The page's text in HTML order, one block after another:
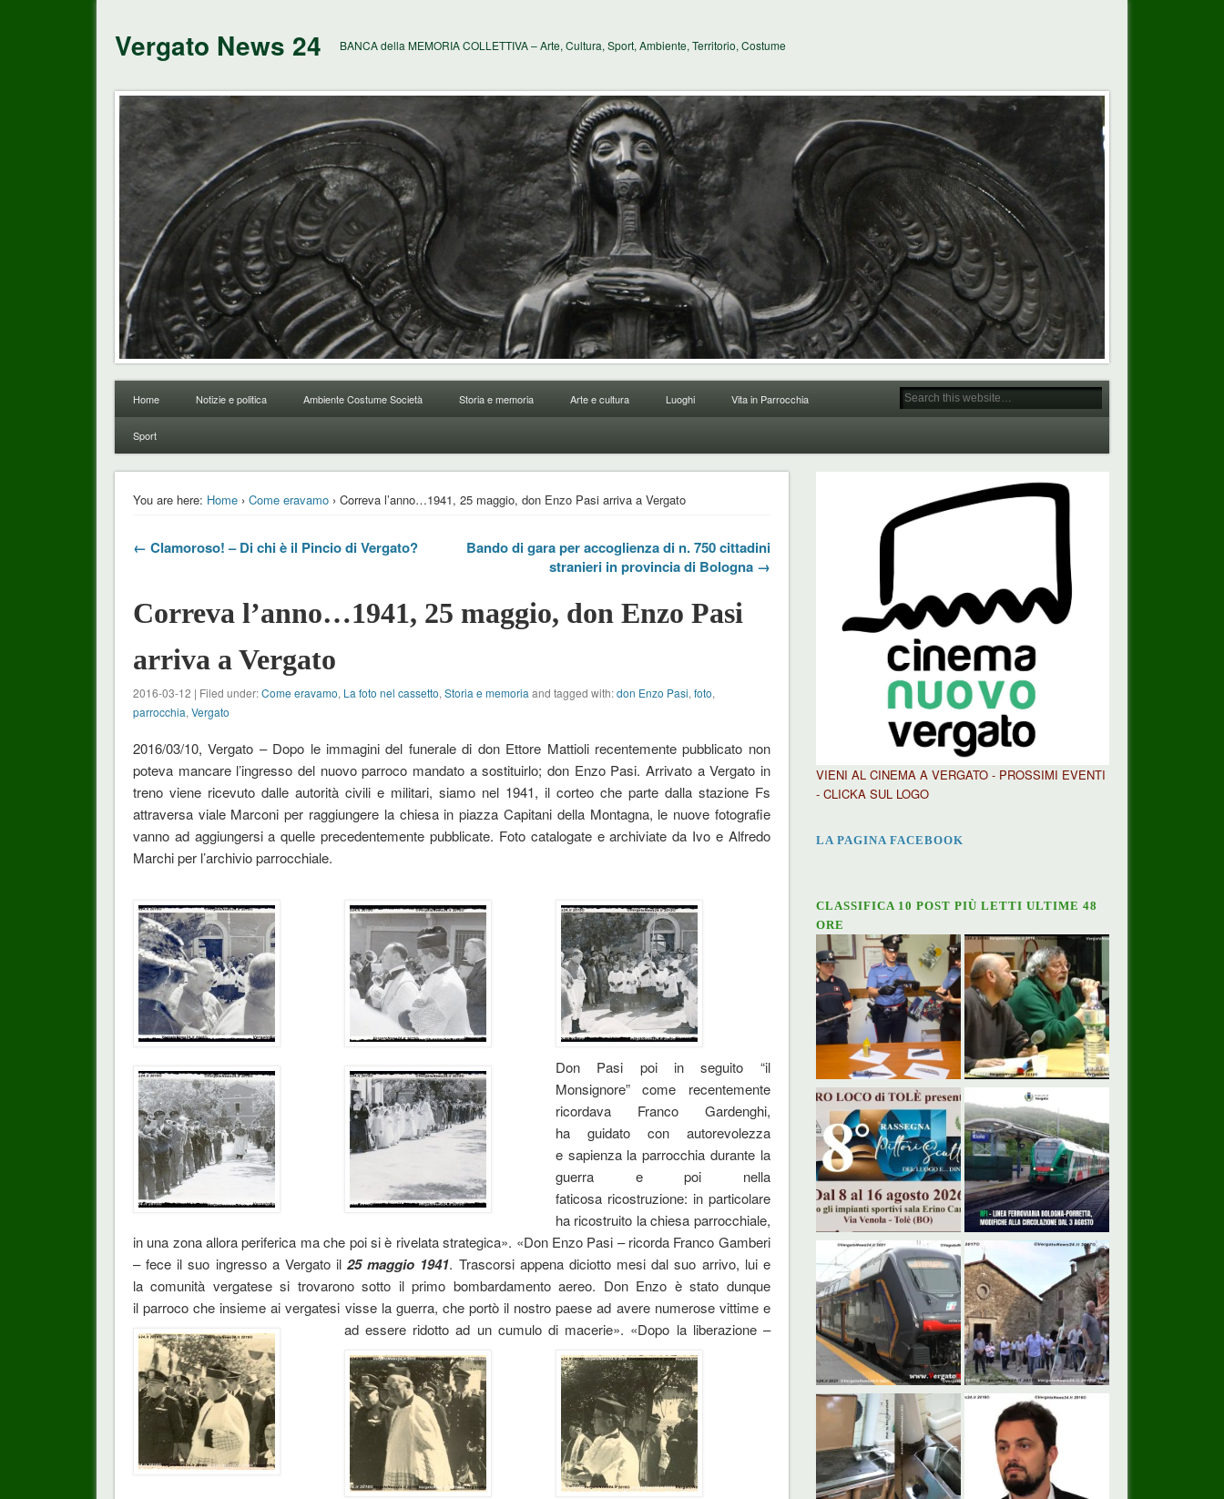
Vergato News 24 BANCA della MEMORIA COLLETTIVA – Arte, Cultura, Sport, Ambiente, Territorio, Costume
Home Notizie e politica Ambiente Costume Società Storia e memoria Arte e cultura Luoghi Vita in Parrocchia
Sport
You are here: Home› Come eravamo› Correva l’anno…1941, 25 maggio, don Enzo Pasi arriva a Vergato
← Clamoroso! – Di chi è il Pincio di Vergato?
Bando di gara per accoglienza di n. 750 cittadini
stranieri in provincia di Bologna →
Correva l’anno…1941, 25 maggio, don Enzo Pasi
arriva a Vergato
2016-03-12 | Filed under:Come eravamo, La foto nel cassetto, Storia e memoria and tagged with:don Enzo Pasi, foto,
parrocchia, Vergato
2016/03/10, Vergato – Dopo le immagini del funerale di don Ettore Mattioli recentemente pubblicato non
poteva mancare l’ingresso del nuovo parroco mandato a sostituirlo; don Enzo Pasi. Arrivato a Vergato in
treno viene ricevuto dalle autorità civili e militari, siamo nel 1941, il corteo che parte dalla stazione Fs
attraversa viale Marconi per raggiungere la chiesa in piazza Capitani della Montagna, le nuove fotografie
vanno ad aggiungersi a quelle precedentemente pubblicate. Foto catalogate e archiviate da Ivo e Alfredo
Marchi per l’archivio parrocchiale.
Don Pasi poi in seguito “il
Monsignore” come recentemente
ricordava Franco Gardenghi,
ha guidato con autorevolezza
e sapienza la parrocchia durante la
guerra e poi nella
faticosa ricostruzione: in particolare
ha ricostruito la chiesa parrocchiale,
in una zona allora periferica ma che poi si è rivelata strategica». «Don Enzo Pasi – ricorda Franco Gamberi
– fece il suo ingresso a Vergato il25 maggio 1941. Trascorsi appena diciotto mesi dal suo arrivo, lui e
la comunità vergatese si trovarono sotto il primo bombardamento aereo. Don Enzo è stato dunque
il parroco che insieme ai vergatesi visse la guerra, che portò il nostro paese ad avere numerose vittime e
ad essere ridotto ad un cumulo di macerie». «Dopo la liberazione –
VIENI AL CINEMA A VERGATO - PROSSIMI EVENTI
- CLICKA SUL LOGO
LA PAGINA FACEBOOK
CLASSIFICA 10 POST PIÙ LETTI ULTIME 48
ORE